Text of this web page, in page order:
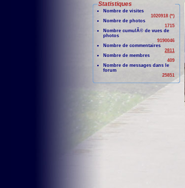
Statistiques
Nombre de visites
1020918 (*)
Nombre de photos
1715
Nombre cumulÃ© de vues de
photos
9190046
Nombre de commentaires
2811
Nombre de membres
409
Nombre de messages dans le
forum
25851